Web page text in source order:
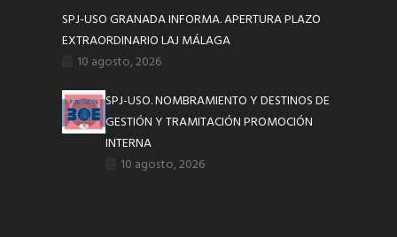
SPJ-USO GRANADA INFORMA. APERTURA PLAZO
EXTRAORDINARIO LAJ MÁLAGA
10 agosto, 2026
SPJ-USO. NOMBRAMIENTO Y DESTINOS DE
GESTIÓN Y TRAMITACIÓN PROMOCIÓN
INTERNA
10 agosto, 2026